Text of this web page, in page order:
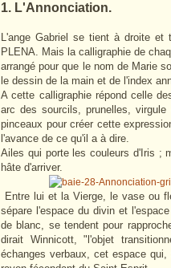
1. L'Annonciation.
L'ange Gabriel se tient à droite et
PLENA. Mais la calligraphie de
arrangé pour que le nom de Marie
le dessin de la main et de l'index
A cette calligraphie répond celle
arc des sourcils, prunelles,
pinceaux pour créer cette
l'avance de ce qu'il a à dire.
Ailes qui porte les couleurs d'Iris ;
hâte d'arriver.
Entre lui et la Vierge, le vase ou
sépare l'espace du divin et
de blanc, se tendent pour
dirait Winnicott, "l'objet
échanges verbaux, cet espace